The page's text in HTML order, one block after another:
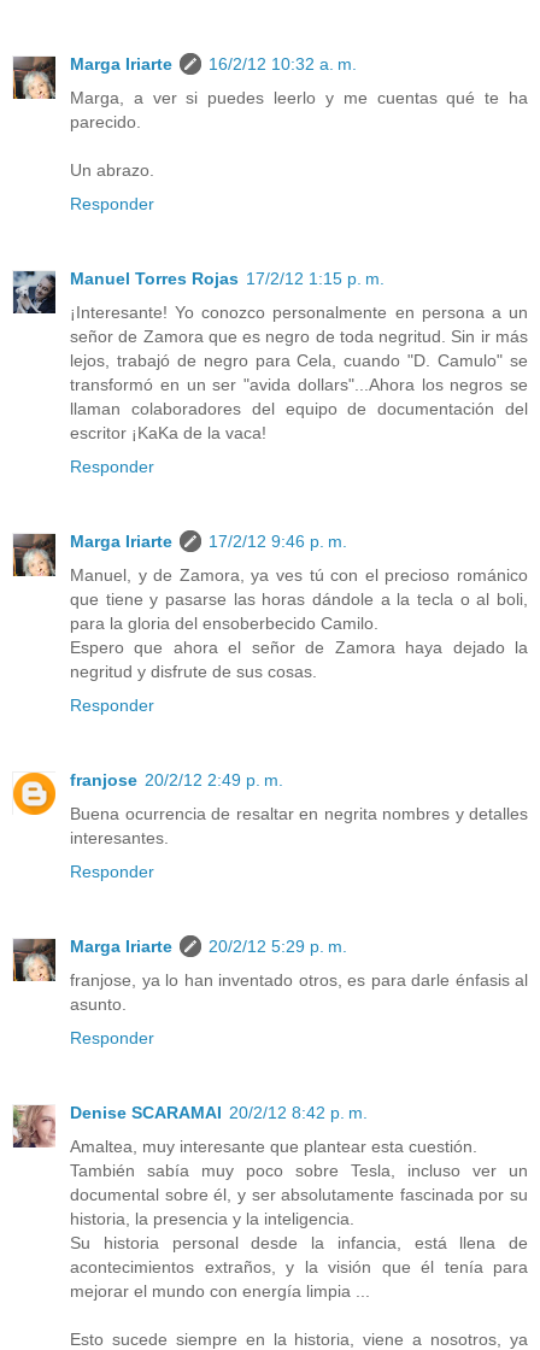
Marga Iriarte
16/2/12 10:32 a. m.
Marga, a ver si puedes leerlo y me cuentas qué te ha
parecido.
Un abrazo.
Responder
Manuel Torres Rojas 17/2/12 1:15 p. m.
¡Interesante! Yo conozco personalmente en persona a un
señor de Zamora que es negro de toda negritud. Sin ir más
lejos, trabajó de negro para Cela, cuando "D. Camulo" se
transformó en un ser "avida dollars"...Ahora los negros se
llaman colaboradores del equipo de documentación del
escritor ¡KaKa de la vaca!
Responder
Marga Iriarte
17/2/12 9:46 p. m.
Manuel, y de Zamora, ya ves tú con el precioso románico
que tiene y pasarse las horas dándole a la tecla o al boli,
para la gloria del ensoberbecido Camilo.
Espero que ahora el señor de Zamora haya dejado la
negritud y disfrute de sus cosas.
Responder
franjose 20/2/12 2:49 p. m.
Buena ocurrencia de resaltar en negrita nombres y detalles
interesantes.
Responder
Marga Iriarte
20/2/12 5:29 p. m.
franjose, ya lo han inventado otros, es para darle énfasis al
asunto.
Responder
Denise SCARAMAI 20/2/12 8:42 p. m.
Amaltea, muy interesante que plantear esta cuestión.
También sabía muy poco sobre Tesla, incluso ver un
documental sobre él, y ser absolutamente fascinada por su
historia, la presencia y la inteligencia.
Su historia personal desde la infancia, está llena de
acontecimientos extraños, y la visión que él tenía para
mejorar el mundo con energía limpia ...
Esto sucede siempre en la historia, viene a nosotros, ya